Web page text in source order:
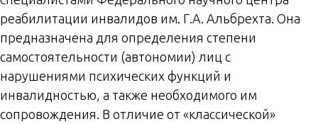
реабилитации инвалидов им. Г.А. Альбрехта. Она
предназначена для определения степени
самостоятельности (автономии) лиц с
нарушениями психических функций и
инвалидностью, а также необходимого им
сопровождения. В отличие от «классической»